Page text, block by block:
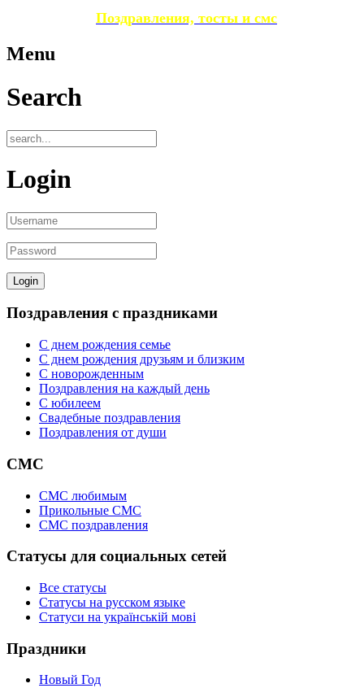
Поздравления, тосты и смс
Menu
Search
Login
Поздравления с праздниками
С днем рождения семье
С днем рождения друзьям и близким
C новорожденным
Поздравления на каждый день
С юбилеем
Свадебные поздравления
Поздравления от души
СМС
СМС любимым
Прикольные СМС
СМС поздравления
Статусы для социальных сетей
Все статусы
Статусы на русском языке
Статуси на українській мові
Праздники
Новый Год